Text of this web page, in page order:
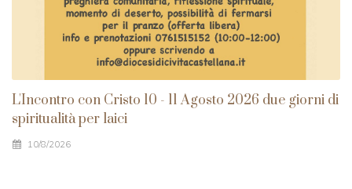
L'Incontro con Cristo 10 - 11 Agosto 2026 due giorni di
spiritualità per laici
10/8/2026